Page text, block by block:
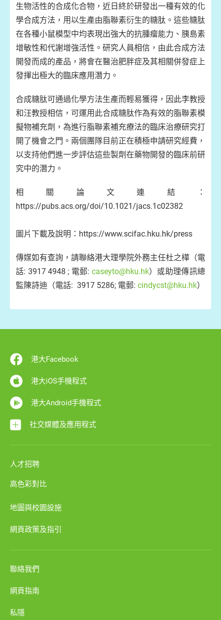
生物活性的合成化合物，近日終於研發出一種有效的化
學合成方法，用以生產由脂聯素衍生的糖肽。這些糖肽
在各種小鼠模型中均表現出強大的抗腫瘤能力、胰島素
增敏性和代謝增強活性。研究人員相信，由此合成方法
開發而成的產品，將會在醫治肥胖症及其相關併發症上
發揮出極大的臨床應用潛力。
合成糖肽可通過化學方法生產而輕易獲得，因此李教授
和汪教授相信，可運用此合成糖肽作為有效的脂聯素模
擬物補充劑，為進行脂聯素補充療法的臨床治療研究打
開了機會之門。兩個團隊目前正在積極申請研究經費，
以支持他們進一步評估這些製劑在藥物開發的臨床前研
究中的潛力。
相關論文連結：
https://pubs.acs.org/doi/10.1021/jacs.1c02382
圖片下載及說明：https://www.scifac.hku.hk/press
傳媒如有查詢，請聯絡港大理學院外務主任杜之樺（電
話: 3917 4948 ; 電郵: caseyto@hku.hk）或助理傳訊總
監陳詩迪（電話: 3917 5286; 電郵: cindycst@hku.hk）
港大Facebook
港大iOS手機程式
港大Android手機程式
社交媒體及應用程式
人才招聘
高色彩對比
地圖與校園設施
網頁政策及指引
聯絡我們
網頁指南
私隱